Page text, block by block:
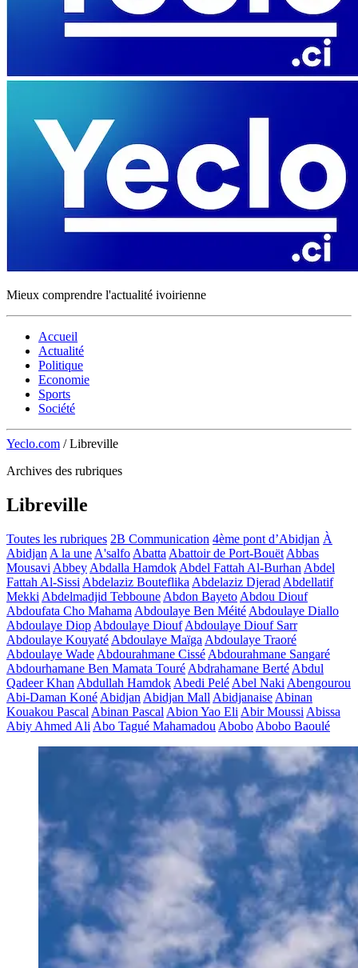
Mieux comprendre l'actualité ivoirienne
Accueil
Actualité
Politique
Economie
Sports
Société
Yeclo.com / Libreville
Archives des rubriques
Libreville
Toutes les rubriques 2B Communication 4ème pont d’Abidjan À
Abidjan A la une A'salfo Abatta Abattoir de Port-Bouët Abbas
Mousavi Abbey Abdalla Hamdok Abdel Fattah Al-Burhan Abdel
Fattah Al-Sissi Abdelaziz Bouteflika Abdelaziz Djerad Abdellatif
Mekki Abdelmadjid Tebboune Abdon Bayeto Abdou Diouf
Abdoufata Cho Mahama Abdoulaye Ben Méité Abdoulaye Diallo
Abdoulaye Diop Abdoulaye Diouf Abdoulaye Diouf Sarr
Abdoulaye Kouyaté Abdoulaye Maïga Abdoulaye Traoré
Abdoulaye Wade Abdourahmane Cissé Abdourahmane Sangaré
Abdourhamane Ben Mamata Touré Abdrahamane Berté Abdul
Qadeer Khan Abdullah Hamdok Abedi Pelé Abel Naki Abengourou
Abi-Daman Koné Abidjan Abidjan Mall Abidjanaise Abinan
Kouakou Pascal Abinan Pascal Abion Yao Eli Abir Moussi Abissa
Abiy Ahmed Ali Abo Tagué Mahamadou Abobo Abobo Baoulé